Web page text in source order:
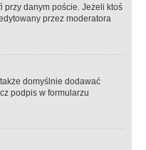
przy danym poście. Jeżeli ktoś
przez moderatora
domyślnie dodawać
podpis w formularzu